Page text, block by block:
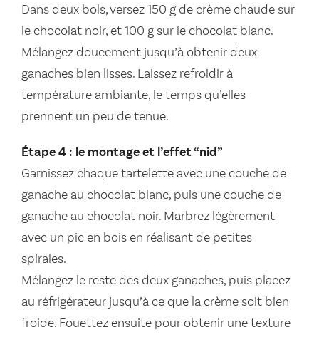
Dans deux bols, versez 150 g de crème chaude sur
le chocolat noir, et 100 g sur le chocolat blanc.
Mélangez doucement jusqu’à obtenir deux
ganaches bien lisses. Laissez refroidir à
température ambiante, le temps qu’elles
prennent un peu de tenue.
Étape 4 : le montage et l’effet “nid”
Garnissez chaque tartelette avec une couche de
ganache au chocolat blanc, puis une couche de
ganache au chocolat noir. Marbrez légèrement
avec un pic en bois en réalisant de petites
spirales.
Mélangez le reste des deux ganaches, puis placez
au réfrigérateur jusqu’à ce que la crème soit bien
froide. Fouettez ensuite pour obtenir une texture